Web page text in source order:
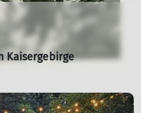
Kaisergebirge
zu kommen und das
wohl seit Beginn der